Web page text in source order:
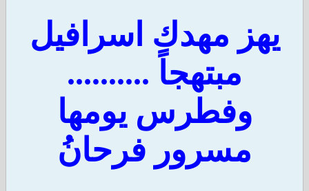
يهز مهدك اسرافيل
مبتهجاً ..........
وفطرس يومها
مسرور فرحانُ